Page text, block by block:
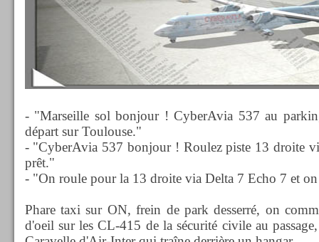
- "Marseille sol bonjour ! CyberAvia 537 au
départ sur Toulouse."
- "CyberAvia 537 bonjour ! Roulez piste 13 droite
prêt."
- "On roule pour la 13 droite via Delta 7 Echo 7 et
Phare taxi sur ON, frein de park desserré, on
d'oeil sur les CL-415 de la sécurité civile au